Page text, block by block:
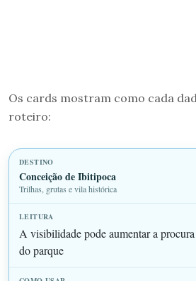
Os cards mostram como cada
roteiro:
Conceição de Ibitipoca
Trilhas, grutas e vila histórica
A visibilidade pode aumentar a
do parque